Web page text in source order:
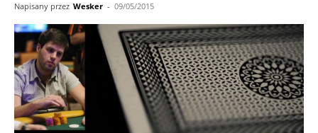
Napisany przez Wesker - 09/05/2015